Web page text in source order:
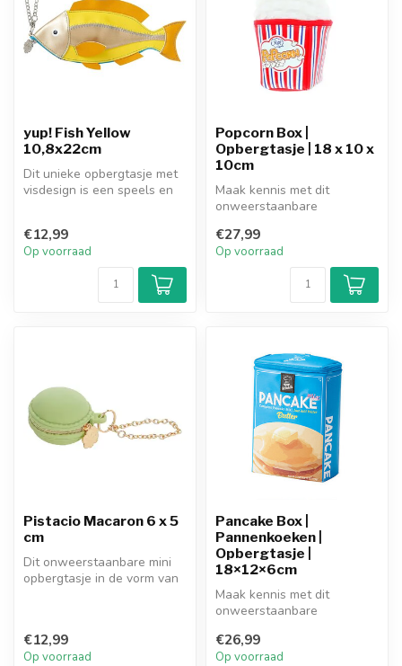
yup! Fish Yellow
10,8x22cm
Dit unieke opbergtasje met
visdesign is een speels en
€12,99
Op voorraad
Popcorn Box |
Opbergtasje | 18 x 10 x
10cm
Maak kennis met dit
onweerstaanbare
je favoriete snac...
€27,99
Op voorraad
Pistacio Macaron 6 x 5
cm
Dit onweerstaanbare mini
opbergtasje in de vorm van
€12,99
Op voorraad
Pancake Box |
Pannenkoeken |
Opbergtasje |
18×12×6cm
Maak kennis met dit
onweerstaanbare
je favoriete snac...
€26,99
Op voorraad